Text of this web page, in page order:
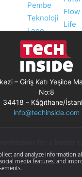
– Giriş Katı Yeşilce
No:8
34418 – Kâğıthane/
info@techinside.com
Gizlilik Bildirimi
RSS